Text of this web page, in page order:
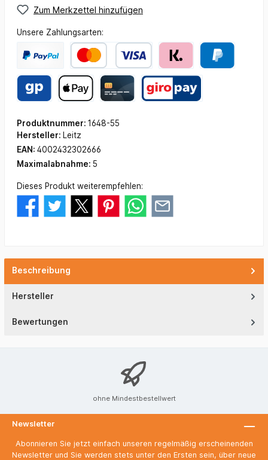
Zum Merkzettel hinzufügen
Unsere Zahlungsarten:
Produktnummer: 1648-55
Hersteller: Leitz
EAN: 4002432302666
Maximalabnahme: 5
Dieses Produkt weiterempfehlen:
Beschreibung
Hersteller
Bewertungen
ohne Mindestbestellwert
Newsletter
Abonnieren Sie jetzt einfach unseren regelmäßig erscheinenden
Newsletter und Sie werden stets unter den Ersten sein, über neue